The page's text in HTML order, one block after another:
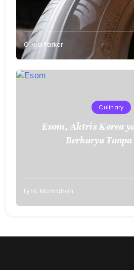
Olivia Parker
Culinary
Esom, Aktris Korea
Berkarya
Lyric Mcmahon